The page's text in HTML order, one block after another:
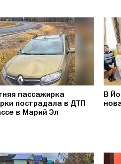
пассажирка
пострадала в ДТП
в Марий Эл
В